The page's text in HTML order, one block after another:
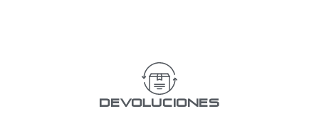
Devoluciones